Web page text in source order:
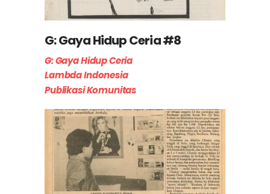
G: Gaya Hidup Ceria #8
G: Gaya Hidup Ceria
Lambda Indonesia
Publikasi Komunitas